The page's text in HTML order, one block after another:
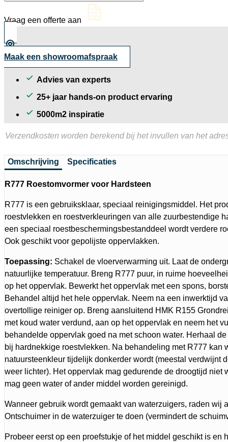
1
aantal
Vraag een offerte aan
Maak een showroomafspraak
Advies van experts
25+ jaar hands-on product ervaring
5000m2 inspiratie
Verzendkosten worden berekend bij het invullen van het
Omschrijving Specificaties
R777 Roestomvormer voor Hardsteen
R777 is een gebruiksklaar, speciaal reinigingsmiddel. Het
roestvlekken en roestverkleuringen van alle zuur­bestendige
een speciaal roestbeschermingsbestanddeel wordt verdere
Ook geschikt voor gepolijste oppervlakken.
Toepassing: Schakel de vloerverwarming uit. Laat de
natuurlijke temperatuur. Breng R777 puur, in ruime
op het oppervlak. Bewerkt het oppervlak met een spons,
Behandel altijd het hele oppervlak. Neem na een inwerktijd
overtollige reiniger op. Breng aansluitend HMK R155
met koud water verdund, aan op het oppervlak en neem het
behandelde oppervlak goed na met schoon water. Herhaal
bij hardnekkige roestvlekken. Na behandeling met R777 kan
natuursteenkleur tijdelijk donkerder wordt (meestal verdwijnt
weer lichter). Het oppervlak mag gedurende de droogtijd niet
mag geen water of ander middel worden gereinigd.
Wanneer gebruik wordt gemaakt van waterzuigers, raden wij
Ontschuimer in de waterzuiger te doen (vermindert de
Probeer eerst op een proefstukje of het middel geschikt is en